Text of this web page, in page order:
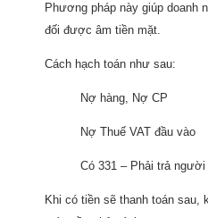
Phương pháp này giúp doanh
đối được âm tiền mặt.
Cách hạch toán như sau:
Nợ hàng, Nợ CP
Nợ Thuế VAT đầu vào
Có 331 – Phải trả người
Khi có tiền sẽ thanh toán sau,